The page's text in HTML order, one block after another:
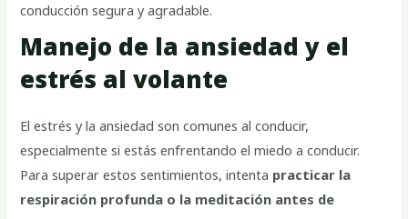
conducción segura y agradable.
Manejo de la ansiedad y el
estrés al volante
El estrés y la ansiedad son comunes al conducir,
especialmente si estás enfrentando el miedo a conducir.
Para superar estos sentimientos, intenta practicar la
respiración profunda o la meditación antes de